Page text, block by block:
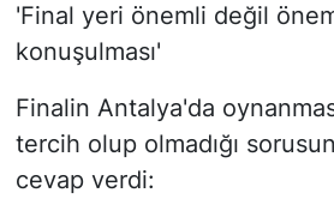
'Final yeri önemli değil
konuşulması'
Finalin Antalya'da
tercih olup olmadığı
cevap verdi: